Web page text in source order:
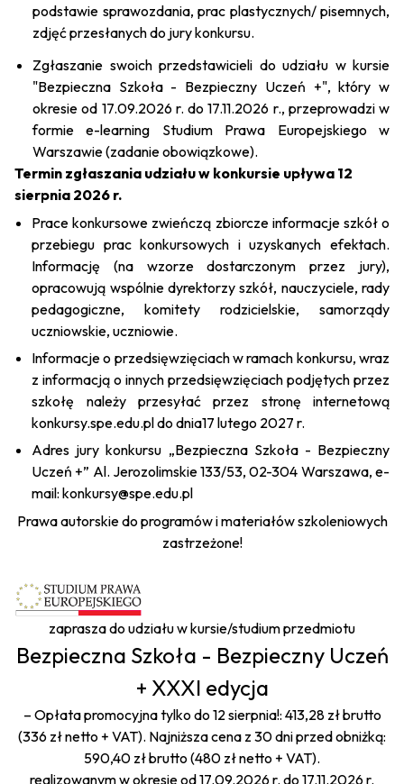
podstawie sprawozdania, prac plastycznych/ pisemnych,
zdjęć przesłanych do jury konkursu.
Zgłaszanie swoich przedstawicieli do udziału w kursie
"Bezpieczna Szkoła - Bezpieczny Uczeń +", który w
okresie od 17.09.2026 r. do 17.11.2026 r., przeprowadzi w
formie e-learning Studium Prawa Europejskiego w
Warszawie (zadanie obowiązkowe).
Termin zgłaszania udziału w konkursie upływa 12
sierpnia 2026 r.
Prace konkursowe zwieńczą zbiorcze informacje szkół o
przebiegu prac konkursowych i uzyskanych efektach.
Informację (na wzorze dostarczonym przez jury),
opracowują wspólnie dyrektorzy szkół, nauczyciele, rady
pedagogiczne, komitety rodzicielskie, samorządy
uczniowskie, uczniowie.
Informacje o przedsięwzięciach w ramach konkursu, wraz
z informacją o innych przedsięwzięciach podjętych przez
szkołę należy przesyłać przez stronę internetową
konkursy.spe.edu.pldo dnia17 lutego 2027 r.
Adres jury konkursu „Bezpieczna Szkoła - Bezpieczny
Uczeń +” Al. Jerozolimskie 133/53, 02-304 Warszawa, e-
mail: konkursy@spe.edu.pl
Prawa autorskie do programów i materiałów szkoleniowych
zastrzeżone!
zaprasza do udziału w kursie/studium przedmiotu
Bezpieczna Szkoła - Bezpieczny Uczeń
+ XXXI edycja
– Opłata promocyjna tylko do 12 sierpnia!: 413,28 zł brutto
(336 zł netto + VAT). Najniższa cena z 30 dni przed obniżką:
590,40 zł brutto (480 zł netto + VAT).
realizowanym w okresie od 17.09.2026 r. do 17.11.2026 r.